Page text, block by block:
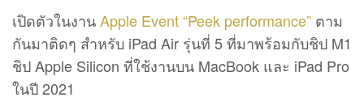
เปิดตัวในงานApple Event “Peek performance” ตาม
กันมาติดๆ สำหรับ iPad Air รุ่นที่ 5 ที่มาพร้อมกับชิป M1
ชิป Apple Silicon ที่ใช้งานบน MacBook และ iPad Pro
ในปี 2021